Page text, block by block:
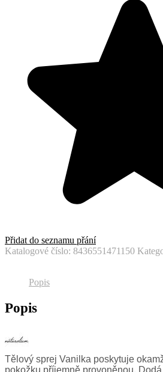
Přidat do seznamu přání
Katalogové číslo: 8436551471150
Popis
Popis
Tělový sprej Vanilka poskytuje
pokožku příjemně provoněnou.